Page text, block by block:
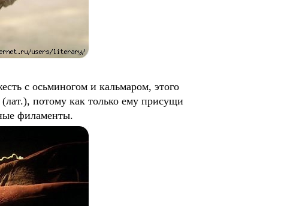
с осьминогом и кальмаром, этого
потому как только ему присущи
филаменты.